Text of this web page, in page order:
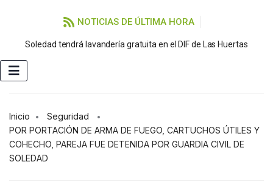
NOTICIAS DE ÚLTIMA HORA
Soledad tendrá lavandería gratuita en el DIF de Las Huertas
Inicio
Seguridad
POR PORTACIÓN DE ARMA DE FUEGO, CARTUCHOS ÚTILES Y
COHECHO, PAREJA FUE DETENIDA POR GUARDIA CIVIL DE
SOLEDAD